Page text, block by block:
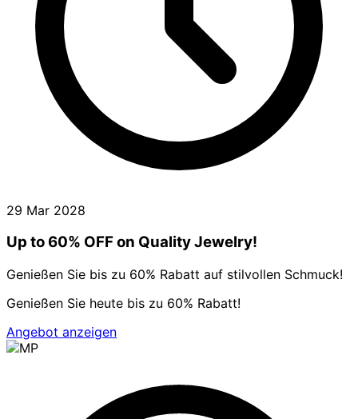
29 Mar 2028
Up to 60% OFF on Quality Jewelry!
Genießen Sie bis zu 60% Rabatt auf stilvollen Schmuck!
Genießen Sie heute bis zu 60% Rabatt!
Angebot anzeigen